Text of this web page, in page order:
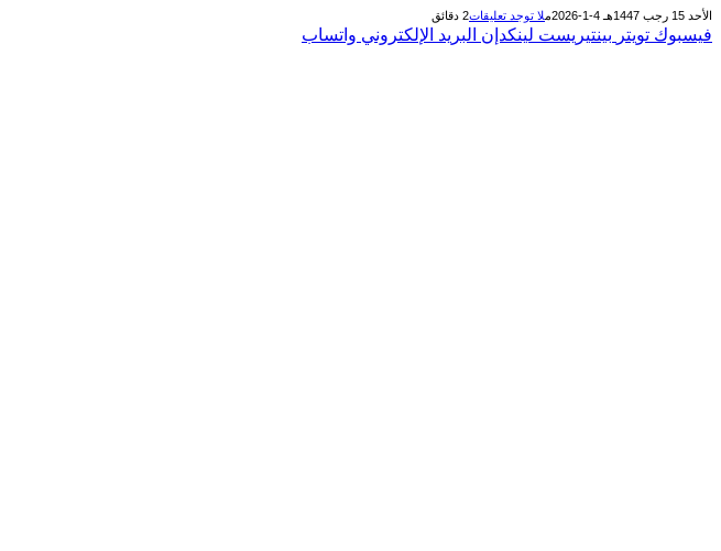
الأحد 15 رجب 1447هـ 4-1-2026م لا توجد تعليقات2 دقائق
فيسبوك تويتر بينتيريست لينكدإن البريد الإلكتروني واتساب